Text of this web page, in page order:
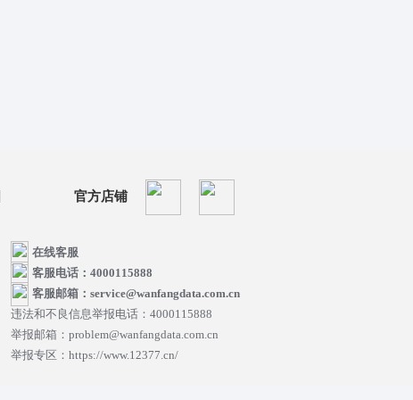
官方店铺
在线客服
客服电话：4000115888
客服邮箱：service@wanfangdata.com.cn
违法和不良信息举报电话：4000115888
举报邮箱：problem@wanfangdata.com.cn
举报专区：https://www.12377.cn/